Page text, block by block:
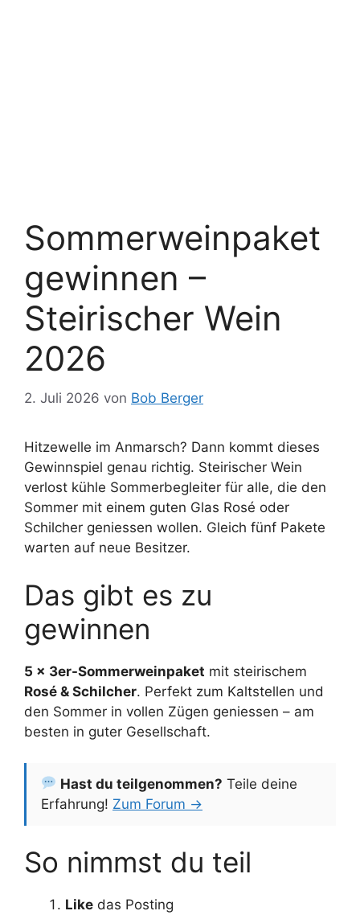
Sommerweinpaket
gewinnen –
Steirischer Wein
2026
2. Juli 2026 von Bob Berger
Hitzewelle im Anmarsch? Dann kommt dieses
Gewinnspiel genau richtig. Steirischer Wein
verlost kühle Sommerbegleiter für alle, die den
Sommer mit einem guten Glas Rosé oder
Schilcher geniessen wollen. Gleich fünf Pakete
warten auf neue Besitzer.
Das gibt es zu
gewinnen
5 x 3er-Sommerweinpaket mit steirischem
Rosé & Schilcher. Perfekt zum Kaltstellen und
den Sommer in vollen Zügen geniessen – am
besten in guter Gesellschaft.
Hast du teilgenommen? Teile deine
Erfahrung! Zum Forum →
So nimmst du teil
Like das Posting